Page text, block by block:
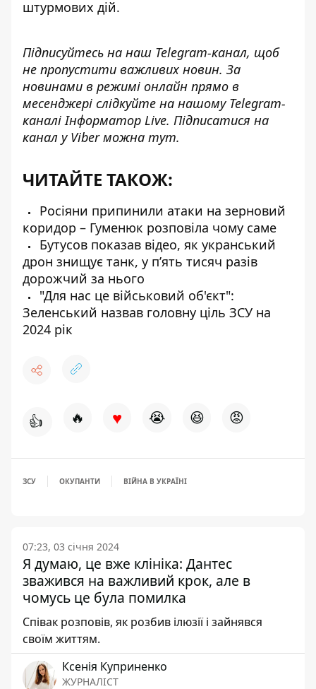
штурмових дій.
Підписуйтесь на наш Telegram-канал, щоб
не пропустити важливих новин. За
новинами в режимі онлайн прямо в
месенджері слідкуйте на нашому Telegram-
каналіІнформатор Live. Підписатися на
канал у Viber можна тут.
ЧИТАЙТЕ ТАКОЖ:
Росіяни припинили атаки на зерновий
коридор – Гуменюк розповіла чому саме
Бутусов показав відео, як укранський
дрон знищує танк, у пʼять тисяч разів
дорожчий за нього
"Для нас це військовий об'єкт":
Зеленський назвав головну ціль ЗСУ на
2024 рік
👍 🔥 ♥ 😭 😆 😡
ЗСУ ОКУПАНТИ ВІЙНА В УКРАЇНІ
07:23, 03 січня 2024
Я думаю, це вже клініка: Дантес
зважився на важливий крок, але в
чомусь це була помилка
Співак розповів, як розбив ілюзії і зайнявся
своїм життям.
Ксенія Куприненко
ЖУРНАЛІСТ